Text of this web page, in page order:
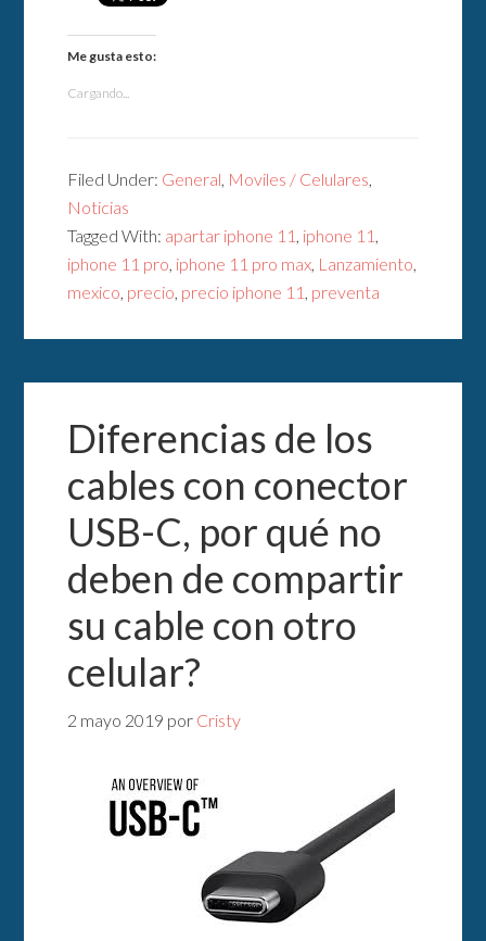
Me gusta esto:
Cargando...
Filed Under: General Moviles / Celulares
Noticias
Tagged With: apartar iphone 11 iphone 11
iphone 11 pro iphone 11 pro max Lanzamiento
mexico precio precio iphone 11 preventa
Diferencias de los
cables con conector
USB-C, por qué no
deben de compartir
su cable con otro
celular?
2 mayo 2019 por Cristy